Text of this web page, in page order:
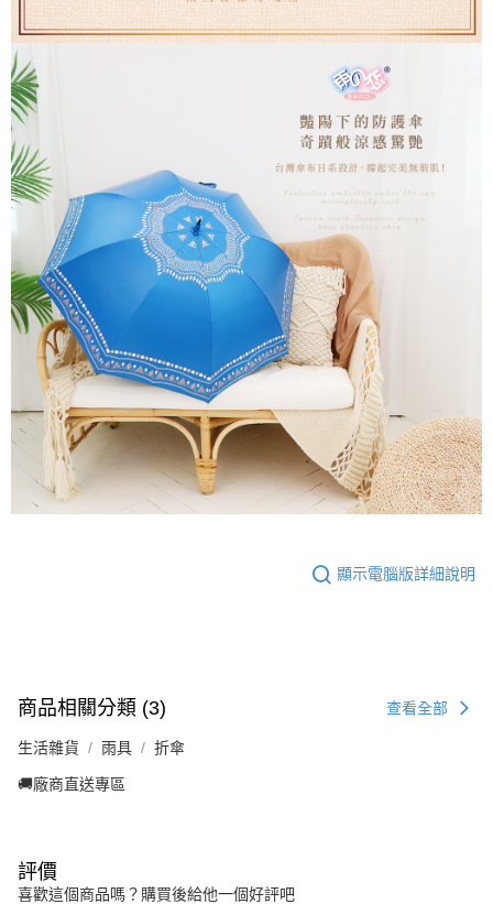
顯示電腦版詳細說明
商品相關分類 (3) 查看全部
生活雜貨 雨具 折傘
🚚廠商直送專區
評價
喜歡這個商品嗎？購買後給他一個好評吧